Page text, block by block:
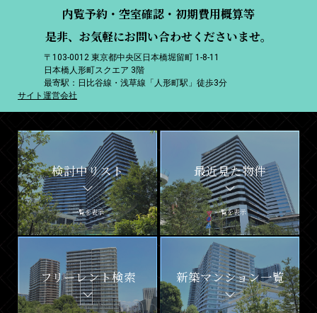
内覧予約・空室確認・初期費用概算等
是非、お気軽にお問い合わせくださいませ。
〒103-0012 東京都中央区日本橋堀留町 1-8-11
日本橋人形町スクエア 3階
最寄駅：日比谷線・浅草線「人形町駅」徒歩3分
サイト運営会社
検討中リスト
一覧を表示
最近見た物件
一覧を表示
フリーレント検索 新築マンション一覧